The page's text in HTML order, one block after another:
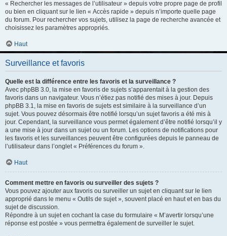
« Rechercher les messages de l’utilisateur » depuis votre propre page de profil
ou bien en cliquant sur le lien « Accès rapide » depuis n’importe quelle page
du forum. Pour rechercher vos sujets, utilisez la page de recherche avancée et
choisissez les paramètres appropriés.
Haut
Surveillance et favoris
Quelle est la différence entre les favoris et la surveillance ?
Avec phpBB 3.0, la mise en favoris de sujets s’apparentait à la gestion des
favoris dans un navigateur. Vous n’étiez pas notifié des mises à jour. Depuis
phpBB 3.1, la mise en favoris de sujets est similaire à la surveillance d’un
sujet. Vous pouvez désormais être notifié lorsqu’un sujet favoris a été mis à
jour. Cependant, la surveillance vous permet également d’être notifié lorsqu’il y
a une mise à jour dans un sujet ou un forum. Les options de notifications pour
les favoris et les surveillances peuvent être configurées depuis le panneau de
l’utilisateur dans l’onglet « Préférences du forum ».
Haut
Comment mettre en favoris ou surveiller des sujets ?
Vous pouvez ajouter aux favoris ou surveiller un sujet en cliquant sur le lien
approprié dans le menu « Outils de sujet », souvent placé en haut et en bas du
sujet de discussion.
Répondre à un sujet en cochant la case du formulaire « M’avertir lorsqu’une
réponse est postée » vous permettra également de surveiller le sujet.